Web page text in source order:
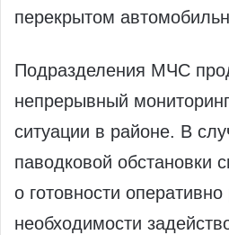
перекрытом
Подразделения МЧС
непрерывный
ситуации в районе. В
паводковой обстановки
о готовности
необходимости